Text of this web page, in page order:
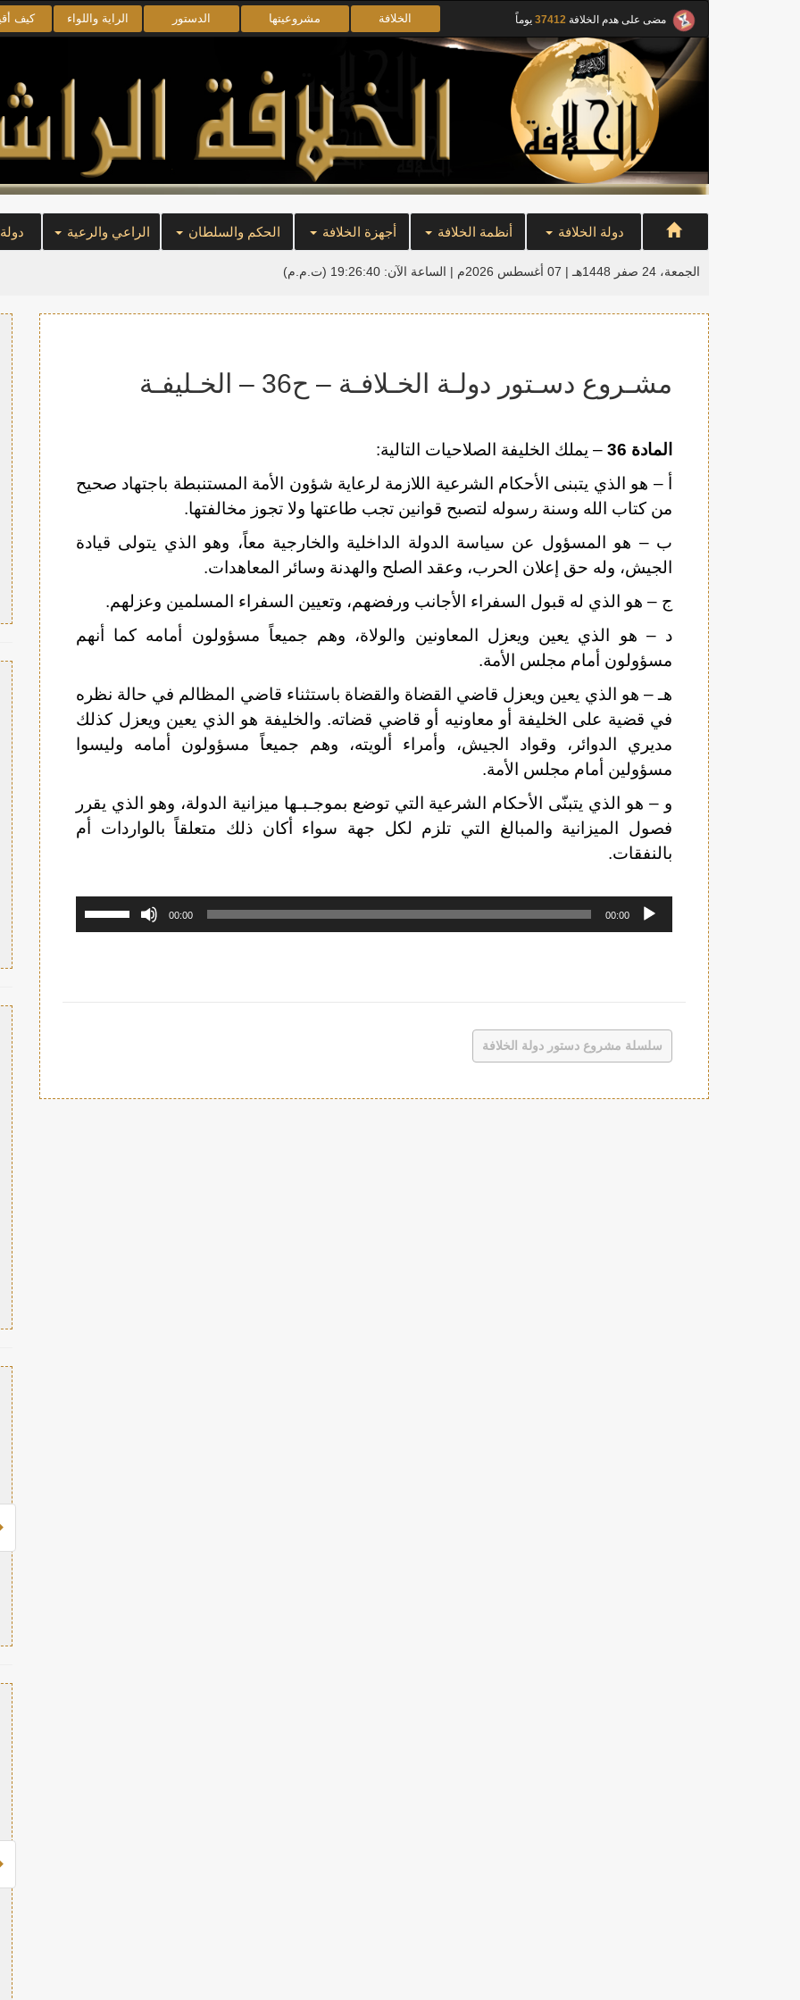
مضى على هدم الخلافة 37412 يوماً الخلافة مشروعيتها الدستور الراية واللواء كيف
دولة الخلافة أنظمة الخلافة أجهزة الخلافة الحكم والسلطان الراعي والرعية
الجمعة، 24 صفر 1448هـ | 07 أغسطس 2026م | الساعة الآن: 19:26:40 (ت.م.م)
مشـروع دسـتور دولـة الخـلافـة – ح36 – الخـليفـة
المادة 36
– يملك الخليفة الصلاحيات التالية:
أ – هو الذي يتبنى الأحكام الشرعية اللازمة لرعاية شؤون الأمة المستنبطة باجتهاد صحيح
من كتاب الله وسنة رسوله لتصبح قوانين تجب طاعتها ولا تجوز مخالفتها.
ب – هو المسؤول عن سياسة الدولة الداخلية والخارجية معاً، وهو الذي يتولى قيادة
الجيش، وله حق إعلان الحرب، وعقد الصلح والهدنة وسائر المعاهدات.
ج – هو الذي له قبول السفراء الأجانب ورفضهم، وتعيين السفراء المسلمين وعزلهم.
د – هو الذي يعين ويعزل المعاونين والولاة، وهم جميعاً مسؤولون أمامه كما أنهم
مسؤولون أمام مجلس الأمة.
هـ – هو الذي يعين ويعزل قاضي القضاة والقضاة باستثناء قاضي المظالم في حالة نظره
في قضية على الخليفة أو معاونيه أو قاضي قضاته. والخليفة هو الذي يعين ويعزل كذلك
مديري الدوائر، وقواد الجيش، وأمراء ألويته، وهم جميعاً مسؤولون أمامه وليسوا
مسؤولين أمام مجلس الأمة.
و – هو الذي يتبنّى الأحكام الشرعية التي توضع بموجـبـها ميزانية الدولة، وهو الذي يقرر
فصول الميزانية والمبالغ التي تلزم لكل جهة سواء أكان ذلك متعلقاً بالواردات أم
بالنفقات.
مشغل
00:00
00:00
الصوت.
سلسلة مشروع دستور دولة الخلافة